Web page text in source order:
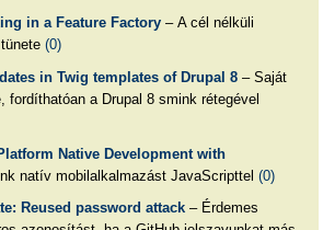
in a Feature Factory– A cél nélküli
(0)
in Twig templates of Drupal 8– Saját
fordíthatóan a Drupal 8 smink rétegével
Native Development with
natív mobilalkalmazást JavaScripttel (0)
Reused password attack– Érdemes